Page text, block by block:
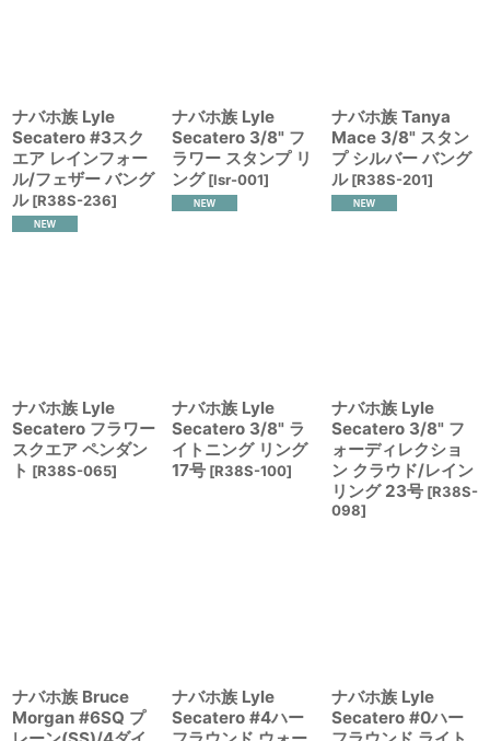
ナバホ族 Lyle
Secatero #3スク
エア レインフォー
ル/フェザー バング
ル [R38S-236]
ナバホ族 Lyle
Secatero 3/8" フ
ラワー スタンプ リ
ング [lsr-001]
ナバホ族 Tanya
Mace 3/8" スタン
プ シルバー バング
ル [R38S-201]
ナバホ族 Lyle
Secatero フラワー
スクエア ペンダン
ト [R38S-065]
ナバホ族 Lyle
Secatero 3/8" ラ
イトニング リング
17号 [R38S-100]
ナバホ族 Lyle
Secatero 3/8" フ
ォーディレクショ
ン クラウド/レイン
リング 23号 [R38S-
098]
ナバホ族 Bruce
Morgan #6SQ プ
ナバホ族 Lyle
Secatero #4ハー
ナバホ族 Lyle
Secatero #0ハー